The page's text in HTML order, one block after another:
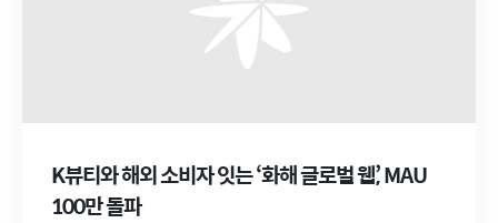
K뷰티와 해외 소비자 잇는 ‘화해 글로벌 웹’, MAU
100만 돌파